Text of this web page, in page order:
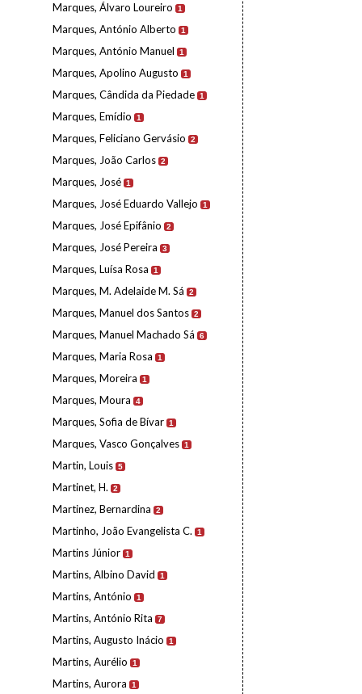
Marques, Álvaro Loureiro 1
Marques, António Alberto 1
Marques, António Manuel 1
Marques, Apolino Augusto 1
Marques, Cândida da Piedade 1
Marques, Emídio 1
Marques, Feliciano Gervásio 2
Marques, João Carlos 2
Marques, José 1
Marques, José Eduardo Vallejo 1
Marques, José Epifânio 2
Marques, José Pereira 3
Marques, Luísa Rosa 1
Marques, M. Adelaide M. Sá 2
Marques, Manuel dos Santos 2
Marques, Manuel Machado Sá 6
Marques, Maria Rosa 1
Marques, Moreira 1
Marques, Moura 4
Marques, Sofia de Bívar 1
Marques, Vasco Gonçalves 1
Martin, Louis 5
Martinet, H. 2
Martinez, Bernardina 2
Martinho, João Evangelista C. 1
Martins Júnior 1
Martins, Albino David 1
Martins, António 1
Martins, António Rita 7
Martins, Augusto Inácio 1
Martins, Aurélio 1
Martins, Aurora 1